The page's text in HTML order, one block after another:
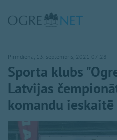
Pirmdiena, 13. septembris, 2021 07:28
Sporta klubs
Latvijas
komandu ieskaitē